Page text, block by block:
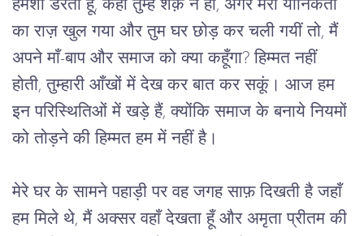
हमेशा डरता हूँ, कहीं तुम्हें शक़ न हो, अगर मेरी यौनिकता
का राज़ खुल गया और तुम घर छोड़ कर चली गयीं तो, मैं
अपने माँ-बाप और समाज को क्या कहूँगा? हिम्मत नहीं
होती, तुम्हारी आँखों में देख कर बात कर सकूं। आज हम
इन परिस्थितिओं में खड़े हैं, क्योंकि समाज के बनाये नियमों
को तोड़ने की हिम्मत हम में नहीं है।
मेरे घर के सामने पहाड़ी पर वह जगह साफ़ दिखती है जहाँ
हम मिले थे, मैं अक्सर वहाँ देखता हूँ और अमृता प्रीतम की